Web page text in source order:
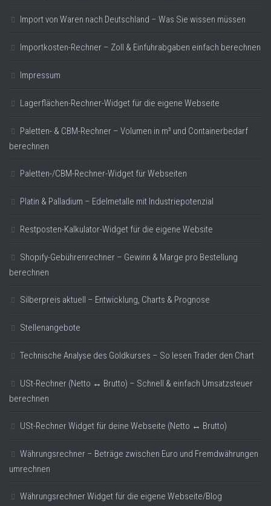
Import von Waren nach Deutschland – Was Sie wissen müssen
Importkosten-Rechner – Zoll & Einfuhrabgaben einfach berechnen
Impressum
Lagerflächen-Rechner-Widget für die eigene Webseite
Paletten- & CBM-Rechner – Volumen in m³ und Containerbedarf
berechnen
Paletten-/CBM-Rechner-Widget für Webseiten
Platin & Palladium – Edelmetalle mit Industriepotenzial
Restposten-Kalkulator-Widget für die eigene Website
Shopify-Gebührenrechner – Gewinn & Marge pro Bestellung
berechnen
Silberpreis aktuell – Entwicklung, Charts & Prognose
Stellenangebote
Technische Analyse des Goldkurses – So lesen Trader den Chart
USt-Rechner (Netto ↔ Brutto) – Schnell & einfach Umsatzsteuer
berechnen
USt-Rechner Widget für deine Webseite (Netto ↔ Brutto)
Währungsrechner – Beträge zwischen Euro und Fremdwährungen
umrechnen
Währungsrechner Widget für die eigene Webseite/Blog